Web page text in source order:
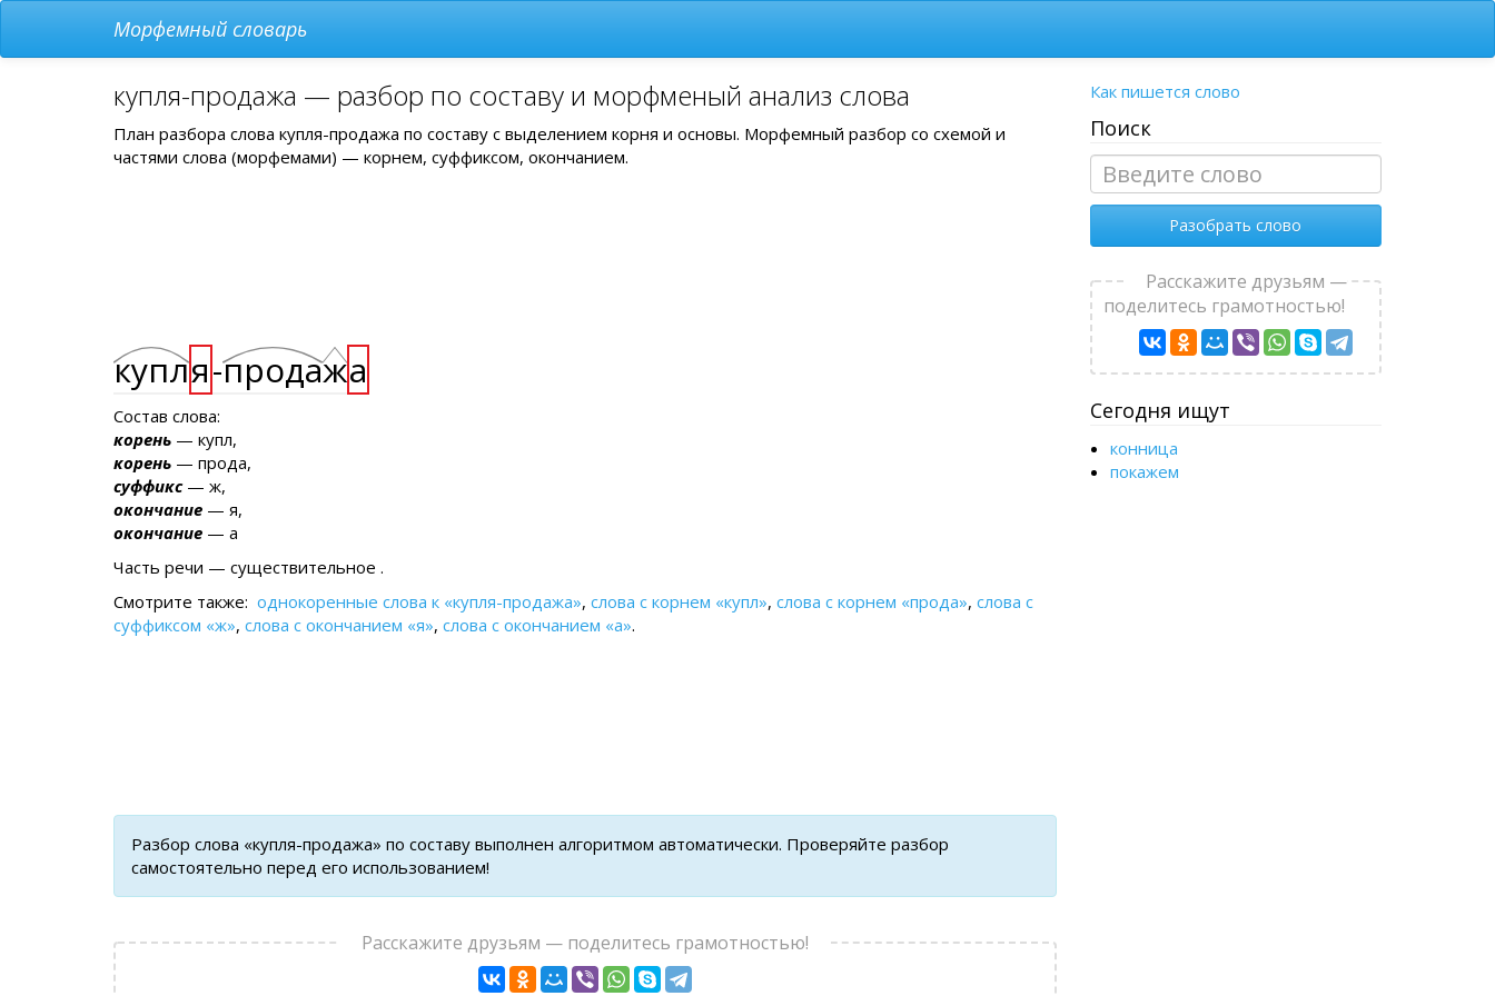
Морфемный словарь
купля-продажа — разбор по составу и морфменый анализ слова
План разбора слова купля-продажа по составу с выделением корня и основы. Морфемный разбор со схемой и
частями слова (морфемами) — корнем, суффиксом, окончанием.
купля-продажа
Состав слова:
корень — купл,
корень — прода,
суффикс— ж,
окончание — я,
окончание — а
Часть речи — существительное .
Смотрите также: однокоренные слова к «купля-продажа», слова с корнем «купл», слова с корнем «прода», слова с
суффиксом «ж», слова с окончанием «я», слова с окончанием «а».
Разбор слова «купля-продажа» по составу выполнен алгоритмом автоматически. Проверяйте разбор
самостоятельно перед его использованием!
Расскажите друзьям — поделитесь грамотностью!
Как пишется слово
Поиск
Разобрать слово
Расскажите друзьям —
поделитесь грамотностью!
Сегодня ищут
конница
покажем